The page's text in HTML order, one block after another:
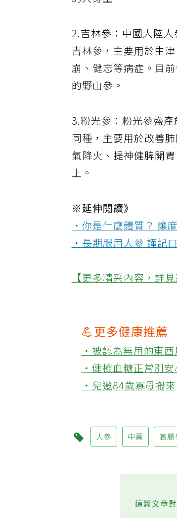
2.吉林參：中國大陸
吉林參，主要用於生
崩、健忘等病症。目
的野山參。
3.粉光參：粉光參盛
同種，主要用於改善
氣降火、提神健脾開
上。
※延伸閱讀》
‧你是什麼體質？ 讓
‧長期服用人參 謹記
【更多精采內容，詳
💪更多健康推薦
‧被認為無用的東西
‧健檢血糖正常別安
‧兒邀84歲寡母搬
人參 中藥 高
這篇文章